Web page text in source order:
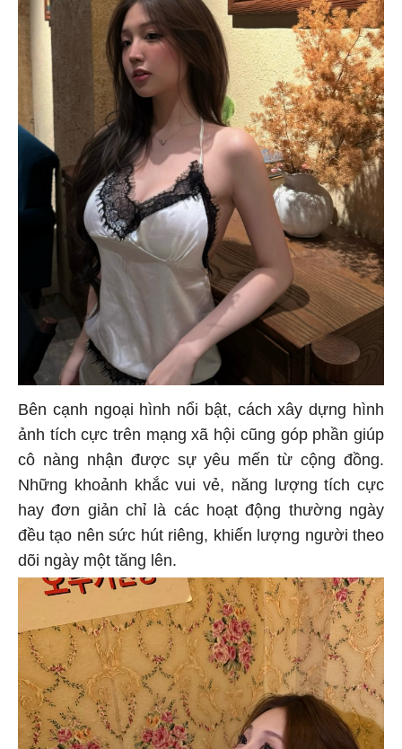
Bên cạnh ngoại hình nổi bật, cách xây dựng hình
ảnh tích cực trên mạng xã hội cũng góp phần giúp
cô nàng nhận được sự yêu mến từ cộng đồng.
Những khoảnh khắc vui vẻ, năng lượng tích cực
hay đơn giản chỉ là các hoạt động thường ngày
đều tạo nên sức hút riêng, khiến lượng người theo
dõi ngày một tăng lên.